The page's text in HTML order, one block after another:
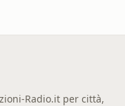
Radio.it per città,